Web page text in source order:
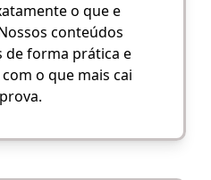
o que e
conteúdos
de forma prática e
o que mais cai